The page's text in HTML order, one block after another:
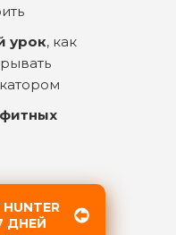
ДНЕЙ
урок, как